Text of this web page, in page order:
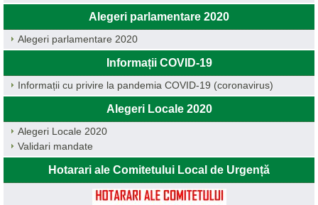
Alegeri parlamentare 2020
Alegeri parlamentare 2020
Informații COVID-19
Informații cu privire la pandemia COVID-19 (coronavirus)
Alegeri Locale 2020
Alegeri Locale 2020
Validari mandate
Hotarari ale Comitetului Local de Urgență